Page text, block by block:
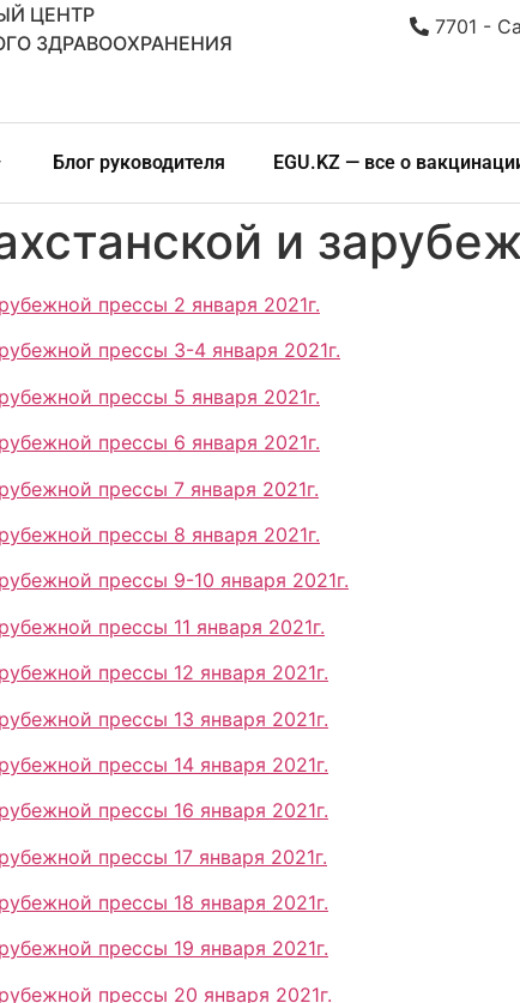
ЦЕНТР
ЗДРАВООХРАНЕНИЯ
7701 -
Блог руководителя EGU.KZ — все о
и
прессы 2 января 2021г.
прессы 3-4 января 2021г.
прессы 5 января 2021г.
прессы 6 января 2021г.
прессы 7 января 2021г.
прессы 8 января 2021г.
прессы 9-10 января 2021г.
прессы 11 января 2021г.
прессы 12 января 2021г.
прессы 13 января 2021г.
прессы 14 января 2021г.
прессы 16 января 2021г.
прессы 17 января 2021г.
прессы 18 января 2021г.
прессы 19 января 2021г.
прессы 20 января 2021г.